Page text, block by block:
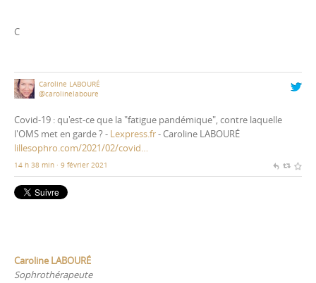
C
Caroline LABOURÉ
@carolinelaboure
Covid-19 : qu'est-ce que la "fatigue pandémique", contre laquelle
l'OMS met en garde ? - Lexpress.fr- Caroline LABOURÉ
lillesophro.com/2021/02/covid…
14 h 38 min · 9 février 2021
Caroline LABOURÉ
Sophrothérapeute